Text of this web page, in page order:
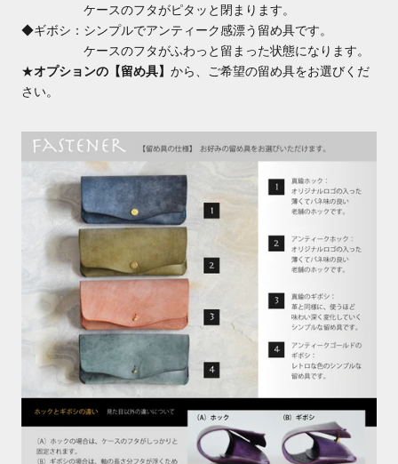
ケースのフタがピタッと閉まります。
◆ギボシ：シンプルでアンティーク感漂う留め具です。
ケースのフタがふわっと留まった状態になります。
★オプションの【留め具】 から、ご希望の留め具をお選びくだ
さい。